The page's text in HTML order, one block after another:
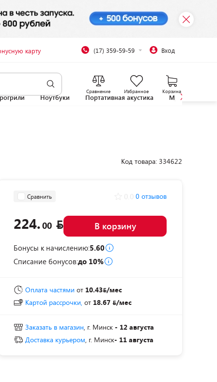
карту (17) 359-59-59 Вход
Сравнение Избранное Корзина
Ноутбуки Портативная акустика
Код товара: 334622
Сравнить 0 отзывов
224.00 В корзину
Бонусы к начислению:5.60
Списание бонусов:до 10%
Оплата частями от 10.43 /мес
Картой рассрочки, от 18.67 /мес
Заказать в магазин, г. Минск - 12 августа
Доставка курьером, г. Минск- 11 августа